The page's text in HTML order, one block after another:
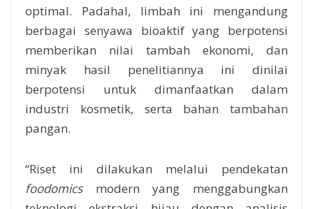
optimal. Padahal, limbah ini mengandung
berbagai senyawa bioaktif yang berpotensi
memberikan nilai tambah ekonomi, dan
minyak hasil penelitiannya ini dinilai
berpotensi untuk dimanfaatkan dalam
industri kosmetik, serta bahan tambahan
pangan.
“Riset ini dilakukan melalui pendekatan
foodomicsmodern yang menggabungkan